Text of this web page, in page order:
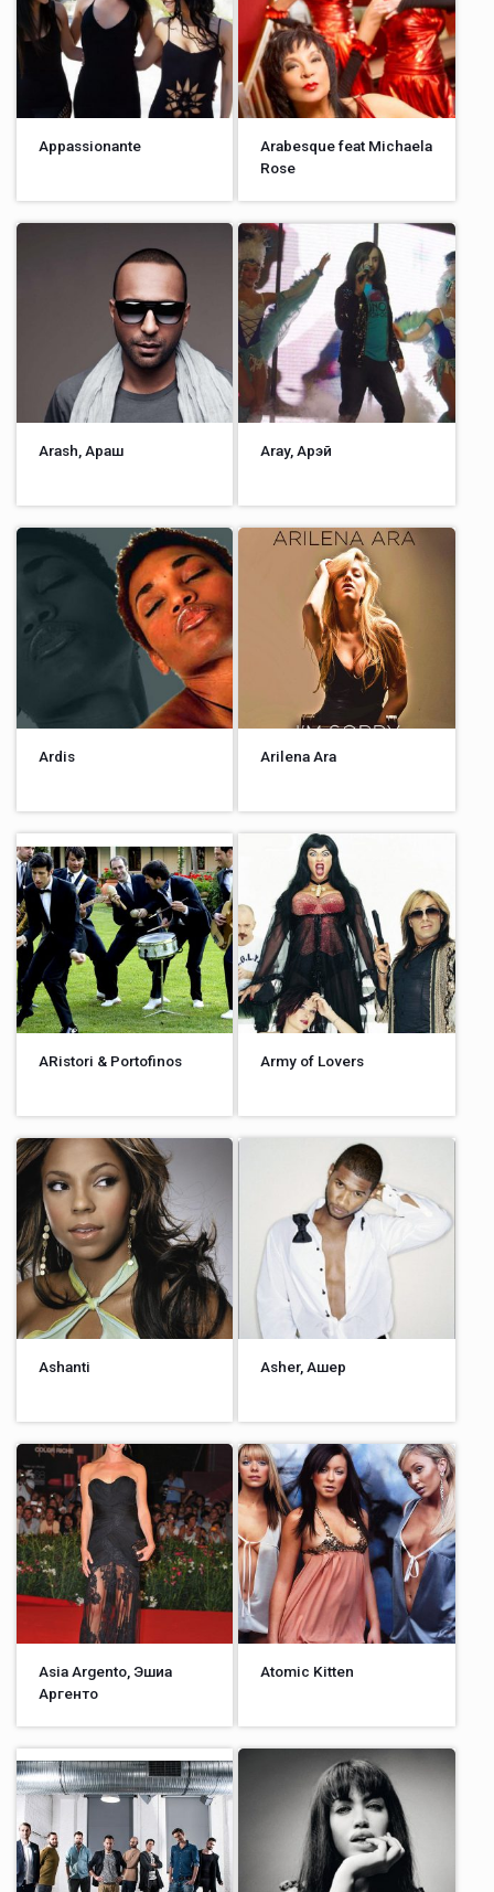
Appassionante
Arabesque feat Michaela
Rose
Arash, Араш Aray, Арэй
Ardis Arilena Ara
ARistori & Portofinos Army of Lovers
Ashanti Asher, Ашер
Asia Argento, Эшиа
Аргенто
Atomic Kitten